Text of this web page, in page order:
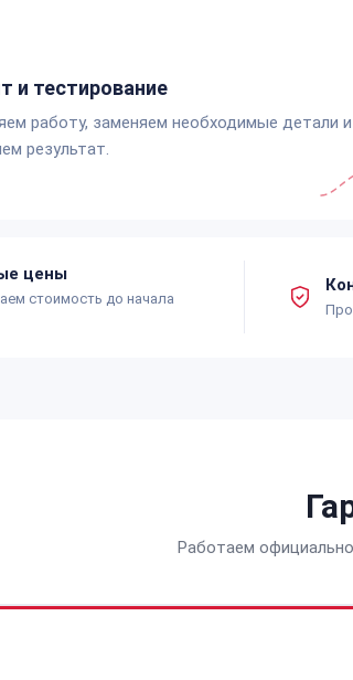
и тестирование
работу, заменяем необходимые детали и
результат.
цены
стоимость до начала
Работаем